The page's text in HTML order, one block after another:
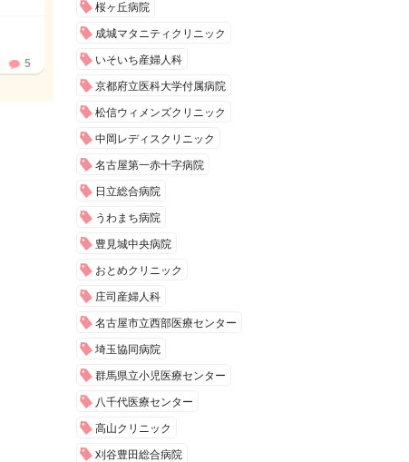
5
桜ヶ丘病院
成城マタニティクリニック
いそいち産婦人科
京都府立医科大学付属病院
松信ウィメンズクリニック
中岡レディスクリニック
名古屋第一赤十字病院
日立総合病院
うわまち病院
豊見城中央病院
おとめクリニック
庄司産婦人科
名古屋市立西部医療センター
埼玉協同病院
群馬県立小児医療センター
八千代医療センター
高山クリニック
刈谷豊田総合病院